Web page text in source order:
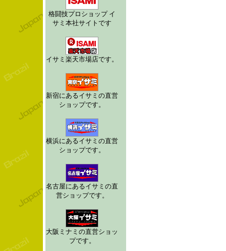
格闘技プロショップ イ
サミ本社サイトです
イサミ楽天市場店です。
新宿にあるイサミの直営
ショップです。
横浜にあるイサミの直営
ショップです。
名古屋にあるイサミの直
営ショップです。
大阪ミナミの直営ショッ
プです。